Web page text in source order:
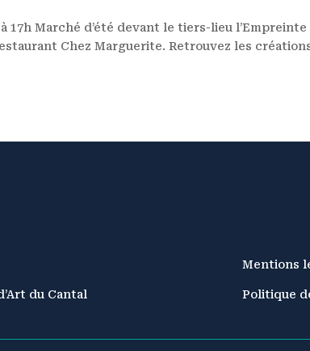
17h Marché d’été devant le tiers-lieu l’Empreinte
Chez Marguerite. Retrouvez les
du Cantal
Mentions
Politique